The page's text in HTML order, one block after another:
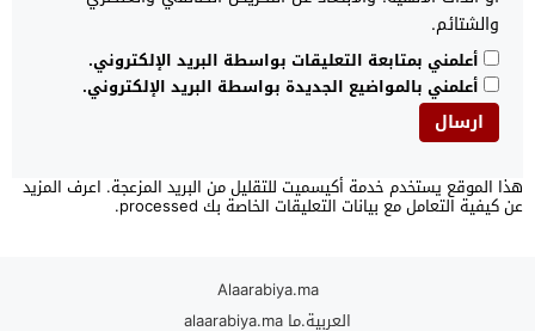
والشتائم.
أعلمني بمتابعة التعليقات بواسطة البريد الإلكتروني.
أعلمني بالمواضيع الجديدة بواسطة البريد الإلكتروني.
هذا الموقع يستخدم خدمة أكيسميت للتقليل من البريد المزعجة. اعرف المزيد
عن كيفية التعامل مع بيانات التعليقات الخاصة بك processed .
Alaarabiya.ma
العربية.ما alaarabiya.ma